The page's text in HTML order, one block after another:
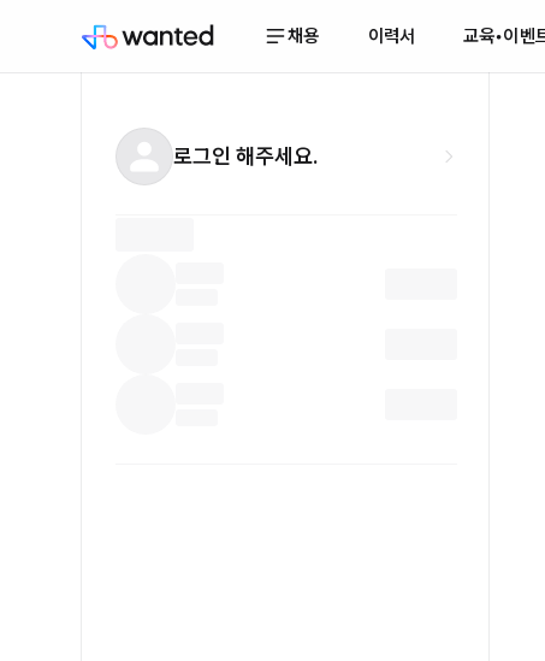
채용 이력서 교육•이벤
로그인 해주세요.